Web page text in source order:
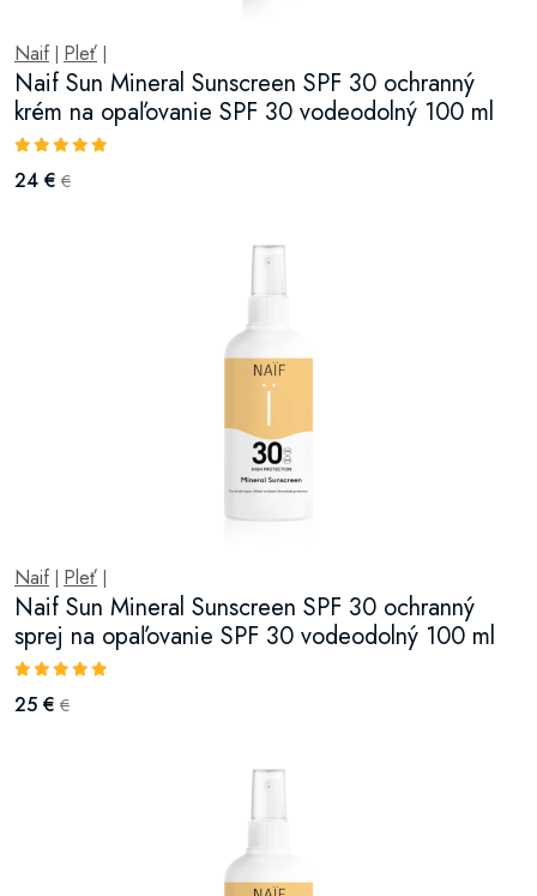
Naif Pleť
Naif Sun Mineral Sunscreen SPF 30 ochranný
krém na opaľovanie SPF 30 vodeodolný 100 ml
24 € €
Naif Pleť
Naif Sun Mineral Sunscreen SPF 30 ochranný
sprej na opaľovanie SPF 30 vodeodolný 100 ml
25 € €